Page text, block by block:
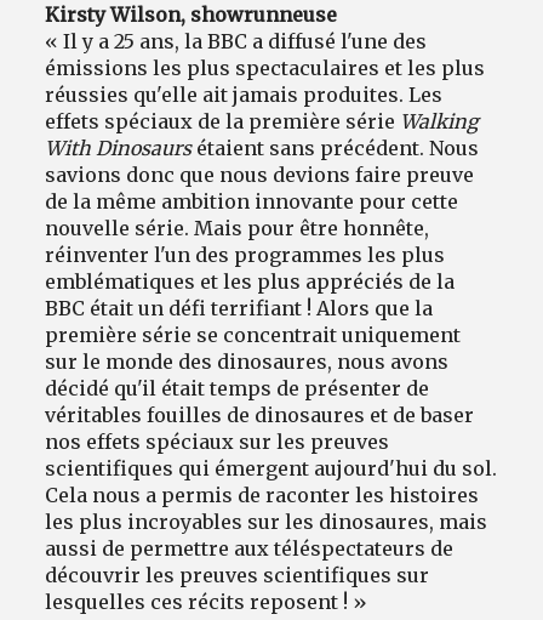
Kirsty Wilson, showrunneuse
« Il y a 25 ans, la BBC a diffusé l'une des
émissions les plus spectaculaires et les plus
réussies qu'elle ait jamais produites. Les
effets spéciaux de la première série Walking
With Dinosaursétaient sans précédent. Nous
savions donc que nous devions faire preuve
de la même ambition innovante pour cette
nouvelle série. Mais pour être honnête,
réinventer l'un des programmes les plus
emblématiques et les plus appréciés de la
BBC était un défi terrifiant ! Alors que la
première série se concentrait uniquement
sur le monde des dinosaures, nous avons
décidé qu'il était temps de présenter de
véritables fouilles de dinosaures et de baser
nos effets spéciaux sur les preuves
scientifiques qui émergent aujourd'hui du sol.
Cela nous a permis de raconter les histoires
les plus incroyables sur les dinosaures, mais
aussi de permettre aux téléspectateurs de
découvrir les preuves scientifiques sur
lesquelles ces récits reposent ! »